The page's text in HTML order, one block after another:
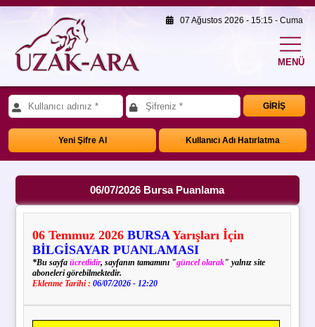
07 Ağustos 2026 - 15:15 - Cuma
MENÜ
GİRİŞ
Yeni Şifre Al Kullanıcı Adı Hatırlatma
06/07/2026 Bursa Puanlama
06Temmuz 2026BURSAYarışları İçin
BİLGİSAYAR PUANLAMASI
*Bu sayfaücretlidir, sayfanın tamamını "güncel olarak" yalnız site
aboneleri görebilmektedir.
Eklenme Tarihi : 06/07/2026 - 12:20